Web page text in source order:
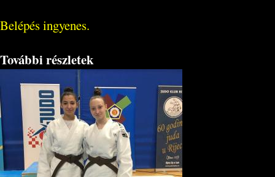
Belépés ingyenes.
További részletek